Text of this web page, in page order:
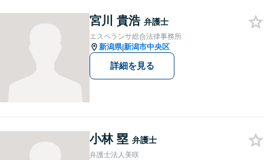
とはすぐにご相談ください。
宮川 貴浩 弁護士
エスペランサ総合法律事務所
新潟県|新潟市中央区
詳細を見る
小林 塁 弁護士
弁護士法人美咲